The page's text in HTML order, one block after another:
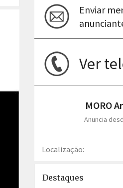
Enviar
Ver
MORO
Anuncia
Localização:
Destaques